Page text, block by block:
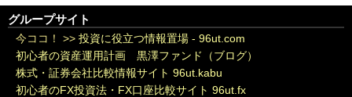
グループサイト
今ココ！ >> 投資に役立つ情報置場 - 96ut.com
初心者の資産運用計画 黒澤ファンド（ブログ）
株式・証券会社比較情報サイト 96ut.kabu
初心者のFX投資法・FX口座比較サイト 96ut.fx